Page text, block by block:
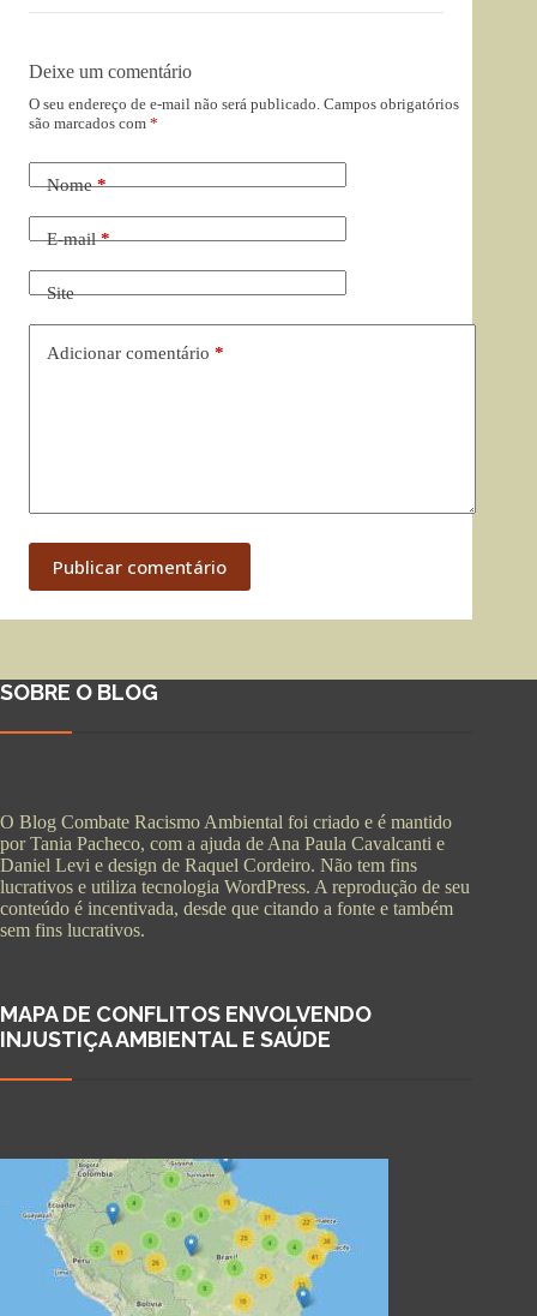
Deixe um comentário
O seu endereço de e-mail não será publicado. Campos obrigatórios
são marcados com *
Nome*
E-mail*
Site
Adicionar comentário *
Publicar comentário
SOBRE O BLOG
O Blog Combate Racismo Ambiental foi criado e é mantido
por Tania Pacheco, com a ajuda de Ana Paula Cavalcanti e
Daniel Levi e design de Raquel Cordeiro. Não tem fins
lucrativos e utiliza tecnologia WordPress. A reprodução de seu
conteúdo é incentivada, desde que citando a fonte e também
sem fins lucrativos.
MAPA DE CONFLITOS ENVOLVENDO
INJUSTIÇA AMBIENTAL E SAÚDE